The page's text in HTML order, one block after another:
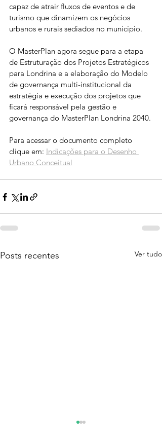
capaz de atrair fluxos de eventos e de
turismo que dinamizem os negócios
urbanos e rurais sediados no município.
O MasterPlan agora segue para a etapa
de Estruturação dos Projetos Estratégicos
para Londrina e a elaboração do Modelo
de governança multi-institucional da
estratégia e execução dos projetos que
ficará responsável pela gestão e
governança do MasterPlan Londrina 2040.
Para acessar o documento completo
clique em: Indicações para o Desenho
Urbano Conceitual
Posts recentes Ver tudo